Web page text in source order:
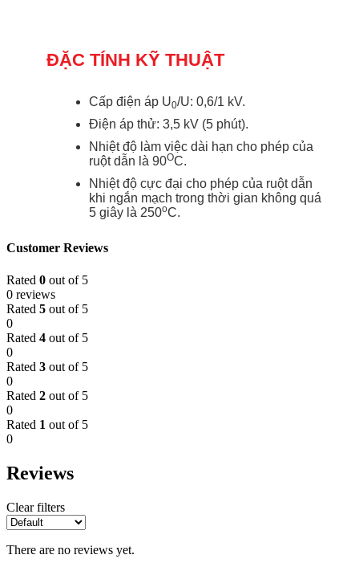
ĐẶC TÍNH KỸ THUẬT
Cấp điện áp U0/U: 0,6/1 kV.
Điện áp thử: 3,5 kV (5 phút).
Nhiệt độ làm việc dài hạn cho phép của
ruột dẫn là 90OC.
Nhiệt độ cực đại cho phép của ruột dẫn
khi ngắn mạch trong thời gian không quá
5 giây là 250oC.
Customer Reviews
Rated 0 out of 5
0 reviews
Rated 5 out of 5
0
Rated 4 out of 5
0
Rated 3 out of 5
0
Rated 2 out of 5
0
Rated 1 out of 5
0
Reviews
Clear filters
There are no reviews yet.